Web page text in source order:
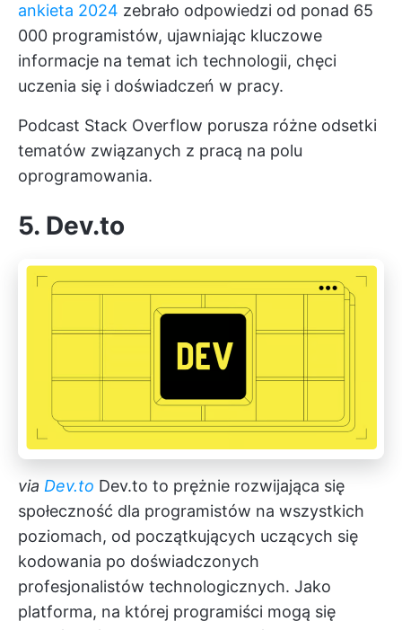
ankieta 2024 zebrało odpowiedzi od ponad 65
000 programistów, ujawniając kluczowe
informacje na temat ich technologii, chęci
uczenia się i doświadczeń w pracy.
Podcast Stack Overflow porusza różne odsetki
tematów związanych z pracą na polu
oprogramowania.
5. Dev.to
via Dev.to Dev.to to prężnie rozwijająca się
społeczność dla programistów na wszystkich
poziomach, od początkujących uczących się
kodowania po doświadczonych
profesjonalistów technologicznych. Jako
platforma, na której programiści mogą się